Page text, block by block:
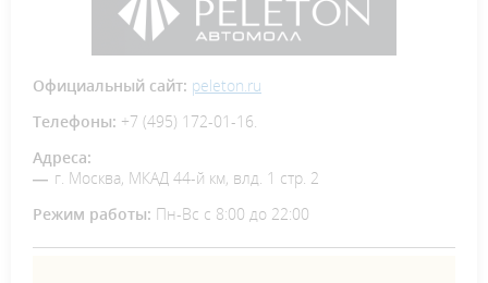
Официальный сайт: peleton.ru
Телефоны: +7 (495) 172-01-16.
Адреса:
г. Москва, МКАД 44-й км, влд. 1 стр. 2
Режим работы: Пн-Вс с 8:00 до 22:00